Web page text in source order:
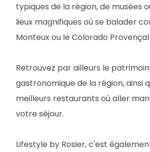
typiques de la région, de musées
lieux magnifiques où se balader
Monteux ou le Colorado
Retrouvez par ailleurs le
gastronomique de la région, ainsi
meilleurs restaurants où aller
votre séjour.
Lifestyle by Rosier, c'est